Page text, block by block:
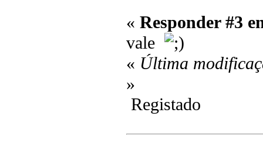
« Responder #3
vale
« Última
»
Registado